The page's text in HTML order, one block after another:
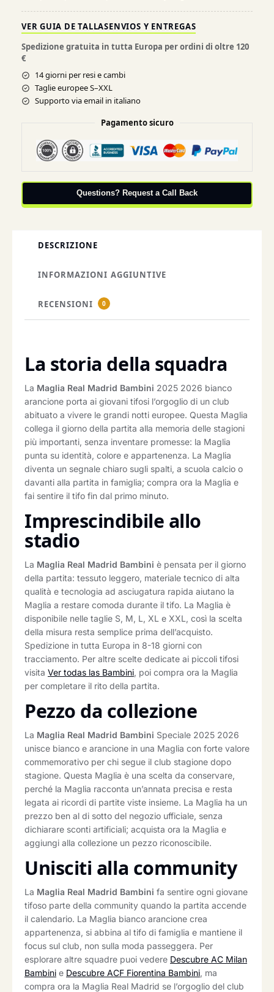
VER GUIA DE TALLASENVIOS Y ENTREGAS
Spedizione gratuita in tutta Europa per ordini di oltre 120
€
14 giorni per resi e cambi
Taglie europee S–XXL
Supporto via email in italiano
Pagamento sicuro
Questions? Request a Call Back
DESCRIZIONE
INFORMAZIONI AGGIUNTIVE
RECENSIONI 0
La storia della squadra
La Maglia Real Madrid Bambini 2025 2026 bianco
arancione porta ai giovani tifosi l’orgoglio di un club
abituato a vivere le grandi notti europee. Questa Maglia
collega il giorno della partita alla memoria delle stagioni
più importanti, senza inventare promesse: la Maglia
punta su identità, colore e appartenenza. La Maglia
diventa un segnale chiaro sugli spalti, a scuola calcio o
davanti alla partita in famiglia; compra ora la Maglia e
fai sentire il tifo fin dal primo minuto.
Imprescindibile allo
stadio
La Maglia Real Madrid Bambini è pensata per il giorno
della partita: tessuto leggero, materiale tecnico di alta
qualità e tecnologia ad asciugatura rapida aiutano la
Maglia a restare comoda durante il tifo. La Maglia è
disponibile nelle taglie S, M, L, XL e XXL, così la scelta
della misura resta semplice prima dell’acquisto.
Spedizione in tutta Europa in 8-18 giorni con
tracciamento. Per altre scelte dedicate ai piccoli tifosi
visita Ver todas las Bambini, poi compra ora la Maglia
per completare il rito della partita.
Pezzo da collezione
La Maglia Real Madrid Bambini Speciale 2025 2026
unisce bianco e arancione in una Maglia con forte valore
commemorativo per chi segue il club stagione dopo
stagione. Questa Maglia è una scelta da conservare,
perché la Maglia racconta un’annata precisa e resta
legata ai ricordi di partite viste insieme. La Maglia ha un
prezzo ben al di sotto del negozio ufficiale, senza
dichiarare sconti artificiali; acquista ora la Maglia e
aggiungi alla collezione un pezzo riconoscibile.
Unisciti alla community
La Maglia Real Madrid Bambini fa sentire ogni giovane
tifoso parte della community quando la partita accende
il calendario. La Maglia bianco arancione crea
appartenenza, si abbina al tifo di famiglia e mantiene il
focus sul club, non sulla moda passeggera. Per
esplorare altre squadre puoi vedere Descubre AC Milan
Bambini e Descubre ACF Fiorentina Bambini, ma
compra ora la Maglia Real Madrid se l’orgoglio del club